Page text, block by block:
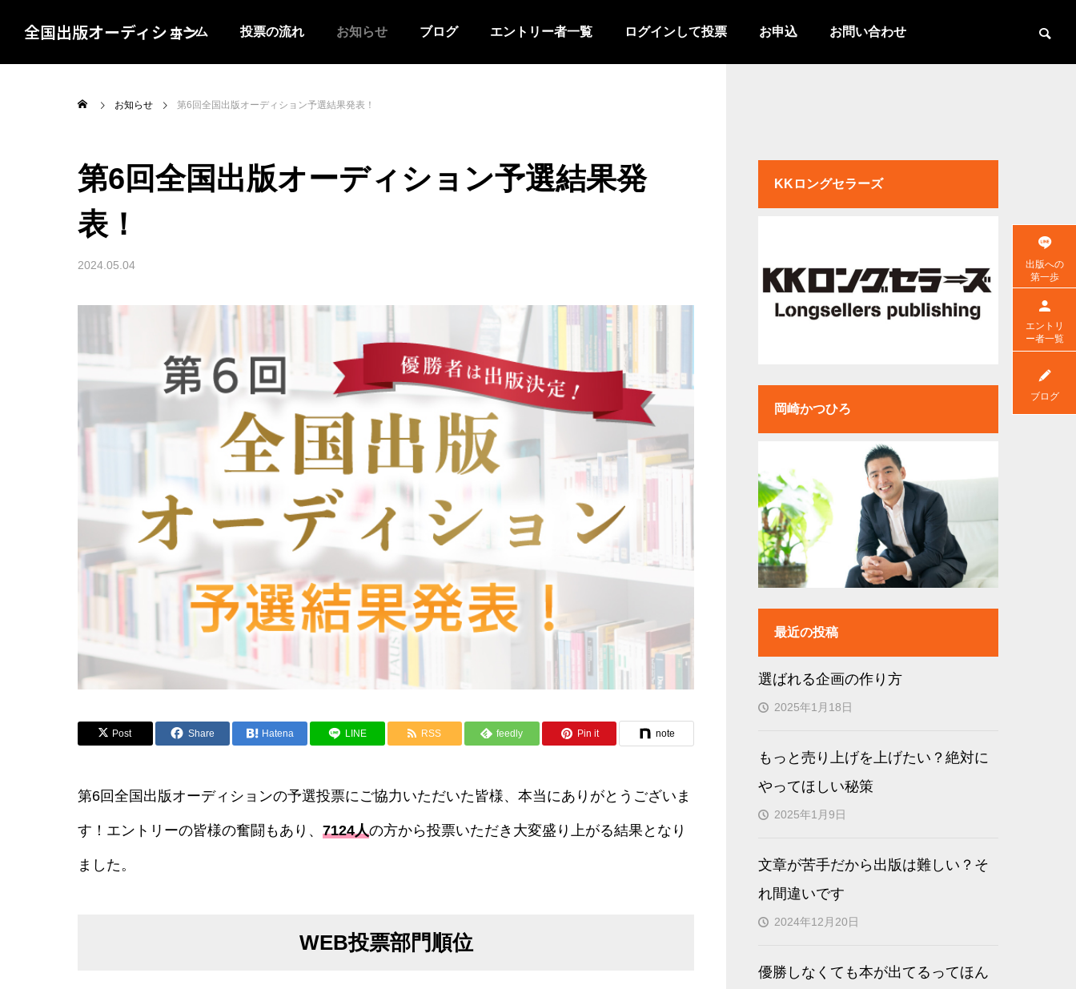
全国出版オーディション
ホーム 投票の流れ お知らせ ブログ エントリー者一覧 ログインして投票 お申込 お問い合わせ
お知らせ 第6回全国出版オーディション予選結果発表！
第6回全国出版オーディション予選結果発
表！
2024.05.04
Post Share Hatena LINE RSS feedly Pin it note
第6回全国出版オーディションの予選投票にご協力いただいた皆様、本当にありがとうございま
す！エントリーの皆様の奮闘もあり、 7124人の方から投票いただき大変盛り上がる結果となり
ました。
WEB投票部門順位
KKロングセラーズ
岡崎かつひろ
最近の投稿
選ばれる企画の作り方
2025年1月18日
もっと売り上げを上げたい？絶対に
やってほしい秘策
2025年1月9日
文章が苦手だから出版は難しい？そ
れ間違いです
2024年12月20日
優勝しなくても本が出てるってほん
出版への
第一歩
エントリ
ー者一覧
ブログ